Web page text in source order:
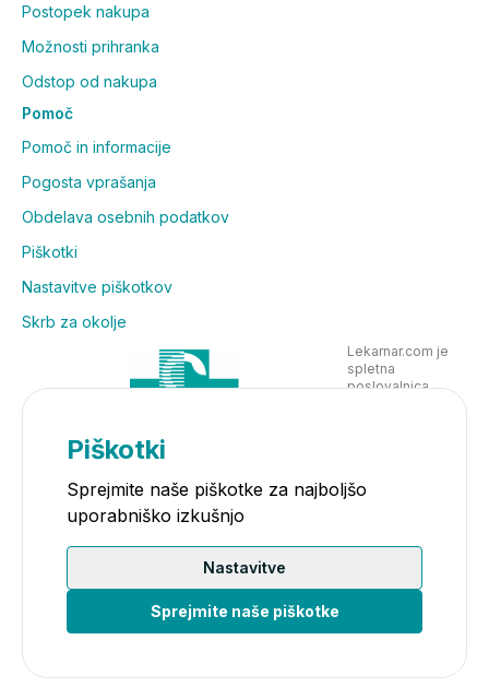
Postopek nakupa
Možnosti prihranka
Odstop od nakupa
Pomoč
Pomoč in informacije
Pogosta vprašanja
Obdelava osebnih podatkov
Piškotki
Nastavitve piškotkov
Skrb za okolje
Lekarnar.com je
spletna
poslovalnica
Piškotki
Sprejmite naše piškotke za najboljšo
uporabniško izkušnjo
Nastavitve
Sprejmite naše piškotke